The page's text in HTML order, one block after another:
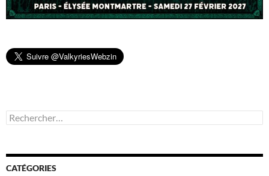
Rechercher :
CATÉGORIES